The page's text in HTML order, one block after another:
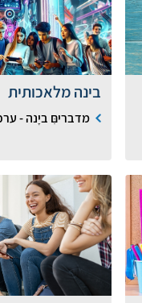
בינה מלאכותית
מדבריםִּ ביָנה -